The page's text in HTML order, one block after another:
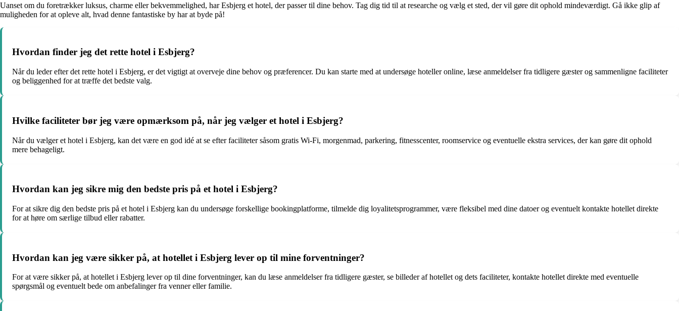
Uanset om du foretrækker luksus, charme eller bekvemmelighed, har Esbjerg et hotel, der passer til dine behov. Tag dig tid til at researche og vælg et sted, der vil gøre dit ophold mindeværdigt. Gå ikke glip af
muligheden for at opleve alt, hvad denne fantastiske by har at byde på!
Hvordan finder jeg det rette hotel i Esbjerg?
Når du leder efter det rette hotel i Esbjerg, er det vigtigt at overveje dine behov og præferencer. Du kan starte med at undersøge hoteller online, læse anmeldelser fra tidligere gæster og sammenligne faciliteter
og beliggenhed for at træffe det bedste valg.
Hvilke faciliteter bør jeg være opmærksom på, når jeg vælger et hotel i Esbjerg?
Når du vælger et hotel i Esbjerg, kan det være en god idé at se efter faciliteter såsom gratis Wi-Fi, morgenmad, parkering, fitnesscenter, roomservice og eventuelle ekstra services, der kan gøre dit ophold
mere behageligt.
Hvordan kan jeg sikre mig den bedste pris på et hotel i Esbjerg?
For at sikre dig den bedste pris på et hotel i Esbjerg kan du undersøge forskellige bookingplatforme, tilmelde dig loyalitetsprogrammer, være fleksibel med dine datoer og eventuelt kontakte hotellet direkte
for at høre om særlige tilbud eller rabatter.
Hvordan kan jeg være sikker på, at hotellet i Esbjerg lever op til mine forventninger?
For at være sikker på, at hotellet i Esbjerg lever op til dine forventninger, kan du læse anmeldelser fra tidligere gæster, se billeder af hotellet og dets faciliteter, kontakte hotellet direkte med eventuelle
spørgsmål og eventuelt bede om anbefalinger fra venner eller familie.